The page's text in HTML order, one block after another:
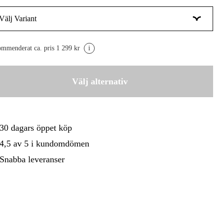
Hem & Fritid Kampanjer
Variant
1 080 kr
1 475 kr
ca. pris 1 299 kr i
Välj alternativ
30 dagars öppet köp
4,5 av 5 i kundomdömen
Snabba leveranser